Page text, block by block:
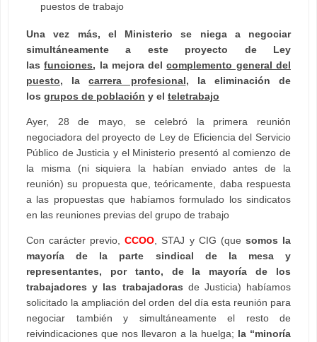
puestos de trabajo
Una vez más, el Ministerio se niega a negociar
simultáneamente a este proyecto de Ley
lasfunciones, la mejora delcomplemento general del
puesto, lacarrera profesional, la eliminación de
los grupos de población y el teletrabajo
Ayer, 28 de mayo, se celebró la primera reunión
negociadora del proyecto de Ley de Eficiencia del Servicio
Público de Justicia y el Ministerio presentó al comienzo de
la misma (ni siquiera la habían enviado antes de la
reunión) su propuesta que, teóricamente, daba respuesta
a las propuestas que habíamos formulado los sindicatos
en las reuniones previas del grupo de trabajo
Con carácter previo,CCOO , STAJ y CIG (que somos la
mayoría de la parte sindical de la mesa y
representantes, por tanto, de la mayoría de los
trabajadores y las trabajadoras de Justicia) habíamos
solicitado la ampliación del orden del día esta reunión para
negociar también y simultáneamente el resto de
reivindicaciones que nos llevaron a la huelga; la “minoría